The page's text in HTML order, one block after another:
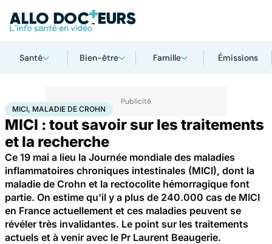
Santé Bien-être Famille Émissions
AccueilSantéMaladiesMICI, Maladie de Crohn
MICI, MALADIE DE CROHN
MICI : tout savoir sur les traitements
et la recherche
Ce 19 mai a lieu la Journée mondiale des maladies
inflammatoires chroniques intestinales (MICI), dont la
maladie de Crohn et la rectocolite hémorragique font
partie. On estime qu'il y a plus de 240.000 cas de MICI
en France actuellement et ces maladies peuvent se
révéler très invalidantes. Le point sur les traitements
actuels et à venir avec le Pr Laurent Beaugerie.